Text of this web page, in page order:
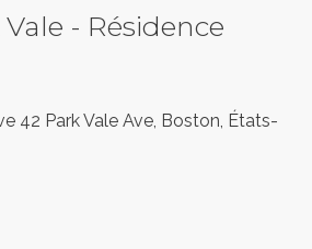
- Résidence
42 Park Vale Ave, Boston, États-